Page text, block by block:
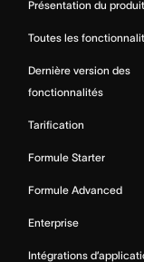
Présentation du produit
Toutes les
Dernière version des
fonctionnalités
Tarification
Formule Starter
Formule Advanced
Enterprise
Intégrations